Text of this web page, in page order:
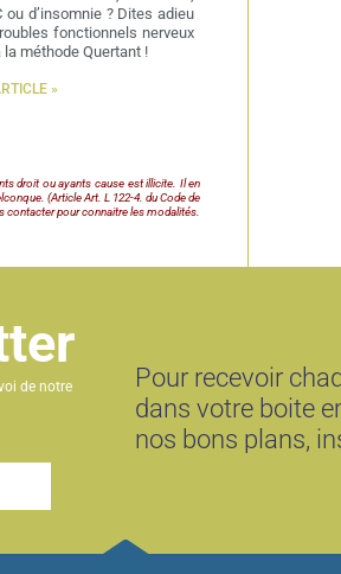
ou d’insomnie ? Dites adieu
fonctionnels nerveux
la méthode Quertant !
»
droit ou ayants cause est illicite. Il en
(Article Art. L 122-4. du Code de
contacter pour connaitre les modalités.
de notre
Pour recevoir
dans votre boite
nos bons plans,